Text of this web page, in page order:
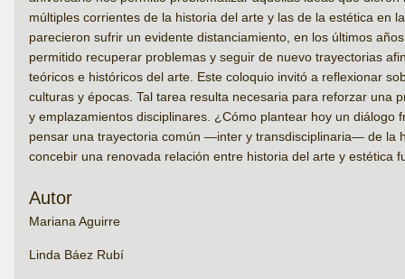
múltiples corrientes de la historia del arte y las de la estética en
parecieron sufrir un evidente distanciamiento, en los últimos
permitido recuperar problemas y seguir de nuevo trayectorias
teóricos e históricos del arte. Este coloquio invitó a reflexionar
culturas y épocas. Tal tarea resulta necesaria para reforzar una
y emplazamientos disciplinares. ¿Cómo plantear hoy un
pensar una trayectoria común —inter y transdisciplinaria— de la
concebir una renovada relación entre historia del arte y estética
Autor
Mariana Aguirre
Linda Báez Rubí